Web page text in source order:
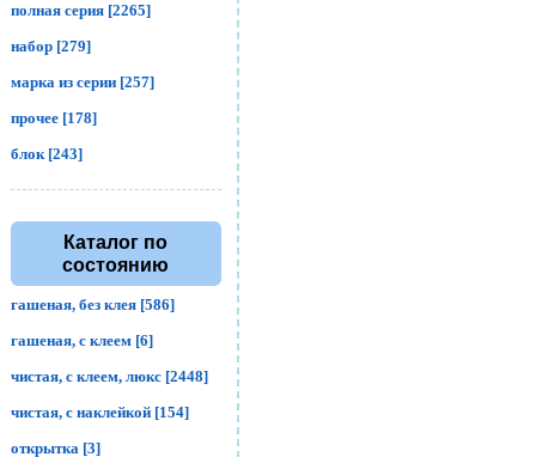
полная серия [2265]
набор [279]
марка из серии [257]
прочее [178]
блок [243]
Каталог по
состоянию
гашеная, без клея [586]
гашеная, с клеем [6]
чистая, с клеем, люкс [2448]
чистая, с наклейкой [154]
открытка [3]